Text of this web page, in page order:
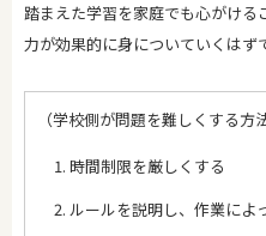
踏まえた学習を家庭でも心がける
力が効果的に身についていくはず
（学校側が問題を難しくする方法
時間制限を厳しくする
ルールを説明し、作業によ